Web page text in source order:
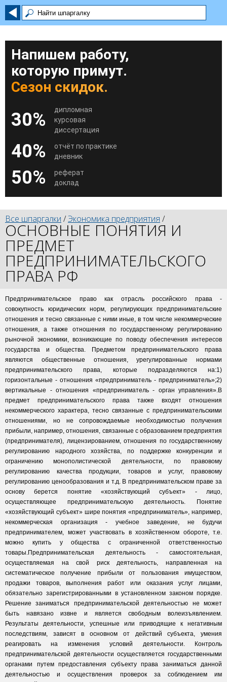
Напишем работу,
которую примут.
Сезон скидок.
30%
дипломная
курсовая
диссертация
40%
отчёт по практике
дневник
50%
реферат
доклад
Все шпаргалки /Экономика предприятия /
ОСНОВНЫЕ ПОНЯТИЯ И
ПРЕДМЕТ
ПРЕДПРИНИМАТЕЛЬСКОГО
ПРАВА РФ
Предпринимательское право как отрасль российского права -
совокупность юридических норм, регулирующих предпринимательские
отношения и тесно связанные с ними иные, в том числе некоммерческие
отношения, а также отношения по государственному регулированию
рыночной экономики, возникающие по поводу обеспечения интересов
государства и общества. Предметом предпринимательского права
являются общественные отношения, урегулированные нормами
предпринимательского права, которые подразделяются на:1)
горизонтальные - отношения «предприниматель - предприниматель»;2)
вертикальные - отношения «предприниматель - орган управления».В
предмет предпринимательского права также входят отношения
некоммерческого характера, тесно связанные с предпринимательскими
отношениями, но не сопровождаемые необходимостью получения
прибыли, например, отношения, связанные с образованием предприятия
(предпринимателя), лицензированием, отношения по государственному
регулированию народного хозяйства, по поддержке конкуренции и
ограничению монополистической деятельности, по правовому
регулированию качества продукции, товаров и услуг, правовому
регулированию ценообразования и т.д. В предпринимательском праве за
основу берется понятие «хозяйствующий субъект» - лицо,
осуществляющее предпринимательскую деятельность. Понятие
«хозяйствующий субъект» шире понятия «предприниматель», например,
некоммерческая организация - учебное заведение, не будучи
предпринимателем, может участвовать в хозяйственном обороте, т.е.
можно купить у общества с ограниченной ответственностью
товары.Предпринимательская деятельность - самостоятельная,
осуществляемая на свой риск деятельность, направленная на
систематическое получение прибыли от пользования имуществом,
продажи товаров, выполнения работ или оказания услуг лицами,
обязательно зарегистрированными в установленном законом порядке.
Решение заниматься предпринимательской деятельностью не может
быть навязано извне и является свободным волеизъявлением.
Результаты деятельности, успешные или приводящие к негативным
последствиям, зависят в основном от действий субъекта, умения
реагировать на изменения условий деятельности. Контроль
предпринимательской деятельности осуществляется государственными
органами путем предоставления субъекту права заниматься данной
деятельностью и осуществления проверок за соблюдением им